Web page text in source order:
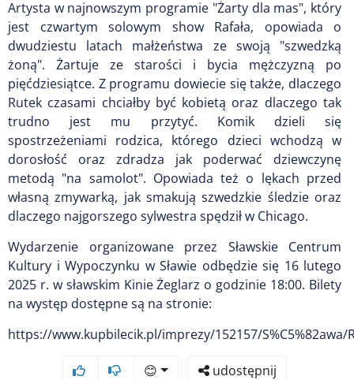
Artysta w najnowszym programie "Żarty dla mas", który
jest czwartym solowym show Rafała, opowiada o
dwudziestu latach małżeństwa ze swoją "szwedzką
żoną". Żartuje ze starości i bycia mężczyzną po
pięćdziesiątce. Z programu dowiecie się także, dlaczego
Rutek czasami chciałby być kobietą oraz dlaczego tak
trudno jest mu przytyć. Komik dzieli się
spostrzeżeniami rodzica, którego dzieci wchodzą w
dorosłość oraz zdradza jak poderwać dziewczynę
metodą "na samolot". Opowiada też o lękach przed
własną zmywarką, jak smakują szwedzkie śledzie oraz
dlaczego najgorszego sylwestra spędził w Chicago.
Wydarzenie organizowane przez Sławskie Centrum
Kultury i Wypoczynku w Sławie odbędzie się 16 lutego
2025 r. w sławskim Kinie Żeglarz o godzinie 18:00. Bilety
na występ dostępne są na stronie:
https://www.kupbilecik.pl/imprezy/152157/S%C5%82awa/
😊 udostępnij